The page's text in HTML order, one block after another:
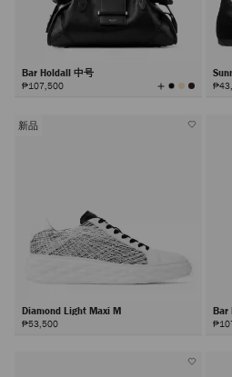
Bar Holdall 中号
₱107,500 查
看
新品
Diamond Light Maxi M
₱53,500
Bar